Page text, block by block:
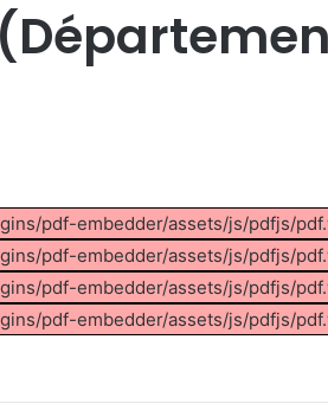
pdf-embedder/assets/js/pdfjs/
pdf-embedder/assets/js/pdfjs/
pdf-embedder/assets/js/pdfjs/
pdf-embedder/assets/js/pdfjs/